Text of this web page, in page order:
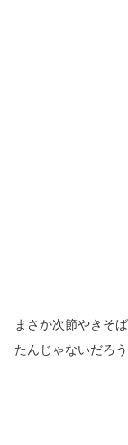
まさか次節やきそ
たんじゃないだろう